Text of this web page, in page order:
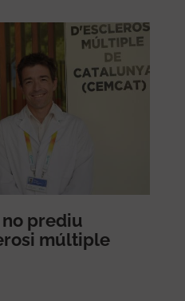
prediu
múltiple